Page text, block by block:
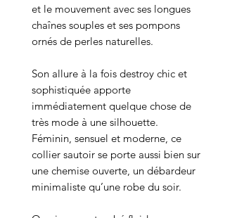
et le mouvement avec ses longues
chaînes souples et ses pompons
ornés de perles naturelles.
Son allure à la fois destroy chic et
sophistiquée apporte
immédiatement quelque chose de
très mode à une silhouette.
Féminin, sensuel et moderne, ce
collier sautoir se porte aussi bien sur
une chemise ouverte, un débardeur
minimaliste qu’une robe du soir.